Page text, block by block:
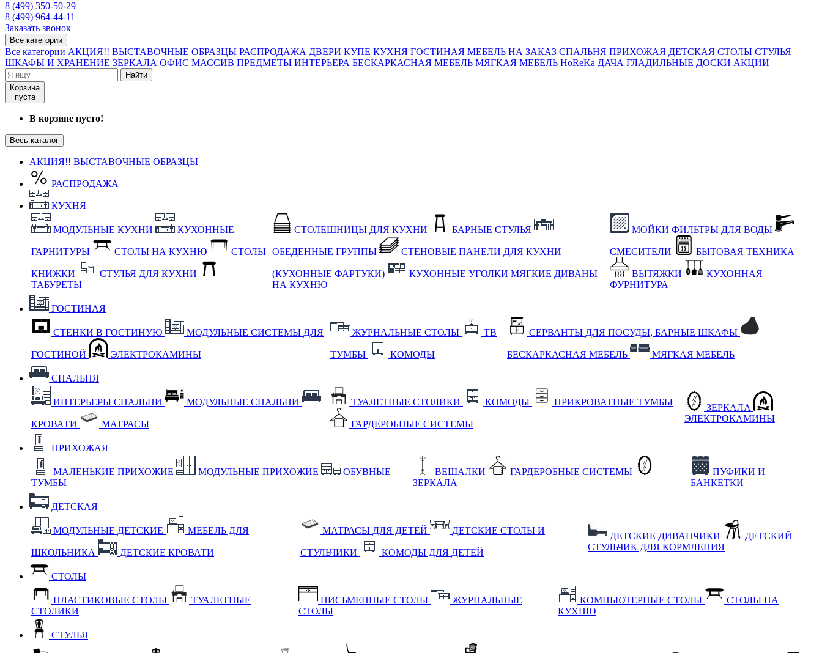
8 (499) 350-50-29
8 (499) 964-44-11
Заказать звонок
Все категории
Все категории АКЦИЯ!! ВЫСТАВОЧНЫЕ ОБРАЗЦЫ РАСПРОДАЖА ДВЕРИ КУПЕ КУХНЯ ГОСТИНАЯ МЕБЕЛЬ НА ЗАКАЗ СПАЛЬНЯ ПРИХОЖАЯ ДЕТСКАЯ СТОЛЫ СТУЛЬЯ
ШКАФЫ И ХРАНЕНИЕ ЗЕРКАЛА ОФИС МАССИВ ПРЕДМЕТЫ ИНТЕРЬЕРА БЕСКАРКАСНАЯ МЕБЕЛЬ МЯГКАЯ МЕБЕЛЬ HoReKa ДАЧА ГЛАДИЛЬНЫЕ ДОСКИ АКЦИИ
Найти
Корзина
пуста
В корзине пусто!
Весь каталог
АКЦИЯ!! ВЫСТАВОЧНЫЕ ОБРАЗЦЫ
РАСПРОДАЖА
КУХНЯ
МОДУЛЬНЫЕ КУХНИ КУХОННЫЕ
ГАРНИТУРЫ СТОЛЫ НА КУХНЮ СТОЛЫ
КНИЖКИ
СТУЛЬЯ ДЛЯ КУХНИ
ТАБУРЕТЫ
СТОЛЕШНИЦЫ ДЛЯ КУХНИ БАРНЫЕ СТУЛЬЯ
ОБЕДЕННЫЕ ГРУППЫ СТЕНОВЫЕ ПАНЕЛИ ДЛЯ КУХНИ
(КУХОННЫЕ ФАРТУКИ) КУХОННЫЕ УГОЛКИ МЯГКИЕ ДИВАНЫ
НА КУХНЮ
МОЙКИ ФИЛЬТРЫ ДЛЯ ВОДЫ
СМЕСИТЕЛИ БЫТОВАЯ ТЕХНИКА
ВЫТЯЖКИ
КУХОННАЯ
ФУРНИТУРА
ГОСТИНАЯ
СТЕНКИ В ГОСТИНУЮ МОДУЛЬНЫЕ СИСТЕМЫ ДЛЯ
ГОСТИНОЙ ЭЛЕКТРОКАМИНЫ
ЖУРНАЛЬНЫЕ СТОЛЫ ТВ
ТУМБЫ КОМОДЫ
СЕРВАНТЫ ДЛЯ ПОСУДЫ, БАРНЫЕ ШКАФЫ
БЕСКАРКАСНАЯ МЕБЕЛЬ МЯГКАЯ МЕБЕЛЬ
СПАЛЬНЯ
ИНТЕРЬЕРЫ СПАЛЬНИ МОДУЛЬНЫЕ СПАЛЬНИ
КРОВАТИ МАТРАСЫ
ТУАЛЕТНЫЕ СТОЛИКИ КОМОДЫ ПРИКРОВАТНЫЕ ТУМБЫ
ГАРДЕРОБНЫЕ СИСТЕМЫ
ЗЕРКАЛА
ЭЛЕКТРОКАМИНЫ
ПРИХОЖАЯ
МАЛЕНЬКИЕ ПРИХОЖИЕ МОДУЛЬНЫЕ ПРИХОЖИЕ
ОБУВНЫЕ
ТУМБЫ
ВЕШАЛКИ
ГАРДЕРОБНЫЕ СИСТЕМЫ
ЗЕРКАЛА
ПУФИКИ И
БАНКЕТКИ
ДЕТСКАЯ
МОДУЛЬНЫЕ ДЕТСКИЕ МЕБЕЛЬ ДЛЯ
ШКОЛЬНИКА ДЕТСКИЕ КРОВАТИ
МАТРАСЫ ДЛЯ ДЕТЕЙ ДЕТСКИЕ СТОЛЫ И
СТУЛЬЧИКИ КОМОДЫ ДЛЯ ДЕТЕЙ
ДЕТСКИЕ ДИВАНЧИКИ
ДЕТСКИЙ
СТУЛЬЧИК ДЛЯ КОРМЛЕНИЯ
СТОЛЫ
ПЛАСТИКОВЫЕ СТОЛЫ
ТУАЛЕТНЫЕ
СТОЛИКИ
ПИСЬМЕННЫЕ СТОЛЫ
ЖУРНАЛЬНЫЕ
СТОЛЫ
КОМПЬЮТЕРНЫЕ СТОЛЫ
СТОЛЫ НА
КУХНЮ
СТУЛЬЯ